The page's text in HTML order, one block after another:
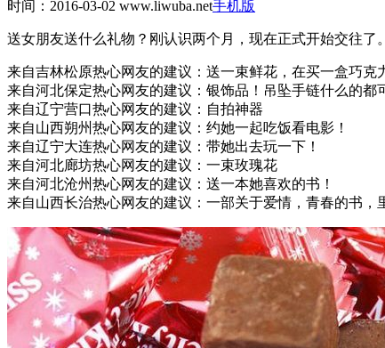
时间：2016-03-02 www.liwuba.net手机版
送女朋友送什么礼物？刚认识两个月，现在正式开始交往了
来自吉林松原热心网友的建议： 送一束鲜花，在买一盒巧克
来自河北保定热心网友的建议： 银饰品！吊坠手链什么的都
来自辽宁营口热心网友的建议： 自拍神器
来自山西朔州热心网友的建议： 约她一起吃饭看电影！
来自辽宁大连热心网友的建议： 带她出去玩一下！
来自河北廊坊热心网友的建议： 一束玫瑰花
来自河北沧州热心网友的建议： 送一本她喜欢的书！
来自山西长治热心网友的建议： 一部关于爱情，青春的书，